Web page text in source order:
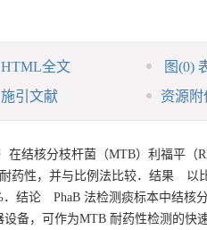
HTML全文 图(0)
施引文献 资源附
在结核分枝杆菌（MTB）利福平
药性，并与比例法比较．结果 以
．结论 PhaB 法检测痰标本中结核
备，可作为MTB 耐药性检测的快